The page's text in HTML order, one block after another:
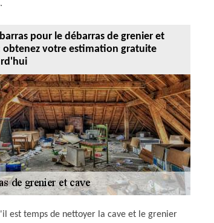
pour le débarras de grenier et
obtenez votre estimation gratuite
est temps de nettoyer la cave et le grenier